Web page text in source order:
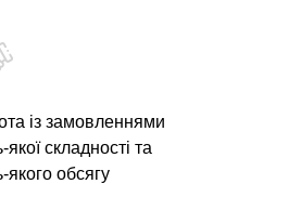
із замовленнями
якої складності та
якого обсягу